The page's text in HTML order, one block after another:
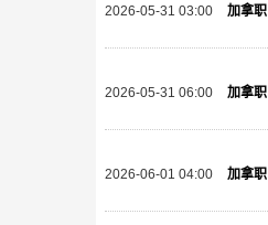
2026-05-31 03:00 加拿职
2026-05-31 06:00 加拿职
2026-06-01 04:00 加拿职